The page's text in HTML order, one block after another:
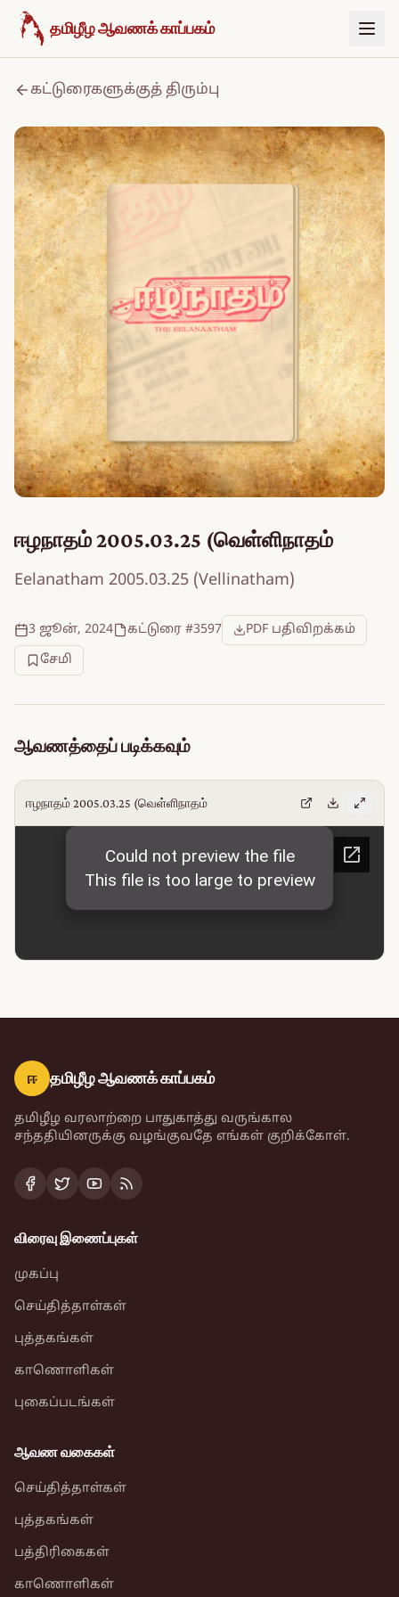
உள்ளடக்கத்திற்குச் செல்க
தமிழீழ ஆவணக் காப்பகம்
கட்டுரைகளுக்குத் திரும்பு
ஈழநாதம் 2005.03.25 (வெள்ளிநாதம்
Eelanatham 2005.03.25 (Vellinatham)
3 ஜூன், 2024 கட்டுரை #3597
PDF பதிவிறக்கம்
சேமி
ஆவணத்தைப் படிக்கவும்
ஈழநாதம் 2005.03.25 (வெள்ளிநாதம்
ஈ தமிழீழ ஆவணக் காப்பகம்
தமிழீழ வரலாற்றை பாதுகாத்து வருங்கால
சந்ததியினருக்கு வழங்குவதே எங்கள் குறிக்கோள்.
விரைவு இணைப்புகள்
முகப்பு
செய்தித்தாள்கள்
புத்தகங்கள்
காணொளிகள்
புகைப்படங்கள்
ஆவண வகைகள்
செய்தித்தாள்கள்
புத்தகங்கள்
பத்திரிகைகள்
காணொளிகள்